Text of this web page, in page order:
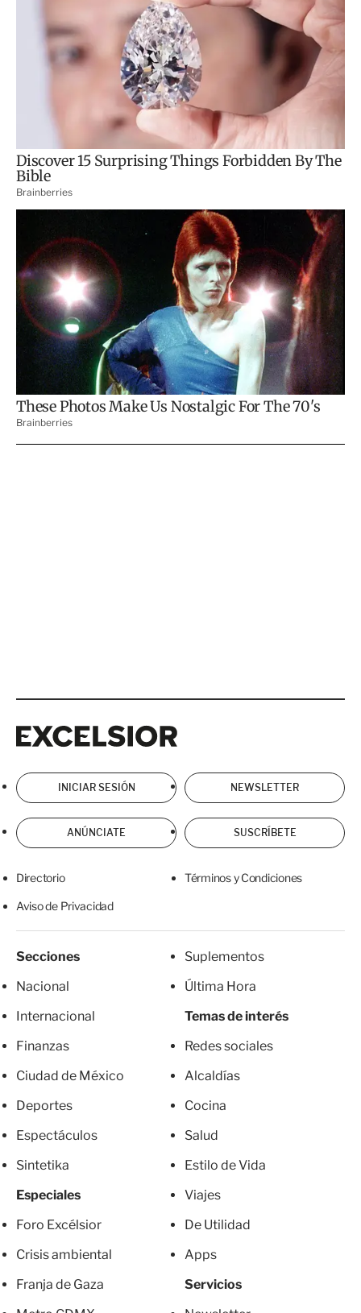
INICIAR SESIÓN NEWSLETTER
ANÚNCIATE SUSCRÍBETE
Directorio Términos y Condiciones
Aviso de Privacidad
Secciones
Nacional
Internacional
Finanzas
Ciudad de México
Deportes
Espectáculos
Sintetika
Especiales
Foro Excélsior
Crisis ambiental
Franja de Gaza
Suplementos
Última Hora
Temas de interés
Redes sociales
Alcaldías
Cocina
Salud
Estilo de Vida
Viajes
De Utilidad
Apps
Servicios